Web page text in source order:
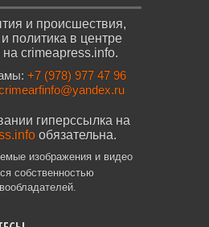
и происшествия,
политика в центре
crimeapress.info.
+7 (978) 977 47 96
гиперссылка на
обязательна.
изображения и видео
собственностью